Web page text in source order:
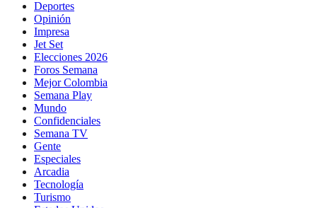
Deportes
Opinión
Impresa
Jet Set
Elecciones 2026
Foros Semana
Mejor Colombia
Semana Play
Mundo
Confidenciales
Semana TV
Gente
Especiales
Arcadia
Tecnología
Turismo